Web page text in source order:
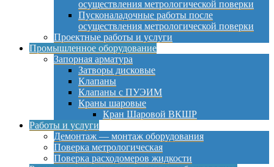
осуществления метрологической поверки
Пусконаладочные работы после
осуществления метрологической поверки
Проектные работы и услуги
Промышленное оборудование
Запорная арматура
Затворы дисковые
Клапаны
Клапаны с ПУЭИМ
Краны шаровые
Кран Шаровой ВКШР
Работы и услуги
Демонтаж — монтаж оборудования
Поверка метрологическая
Поверка расходомеров жидкости